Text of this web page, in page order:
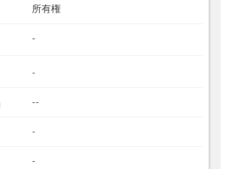
所有権
-
-
--
-
-